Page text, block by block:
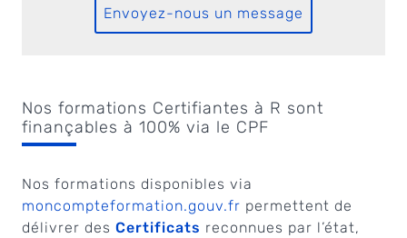
Envoyez-nous un message
Nos formations Certifiantes à R sont
finançables à 100% via le CPF
Nos formations disponibles via
moncompteformation.gouv.fr permettent de
délivrer des Certificats reconnues par l’état,